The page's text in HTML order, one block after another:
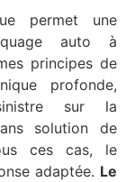
permet une
auto à
principes de
profonde,
sur la
solution de
ces cas, le
adaptée. Le